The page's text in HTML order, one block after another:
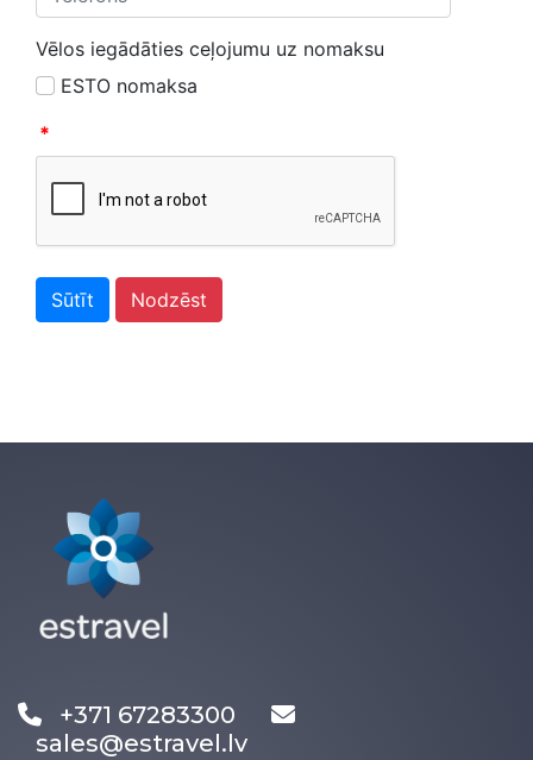
Vēlos iegādāties ceļojumu uz nomaksu
ESTO nomaksa
*
Sūtīt Nodzēst
+371 67283300
sales@estravel.lv